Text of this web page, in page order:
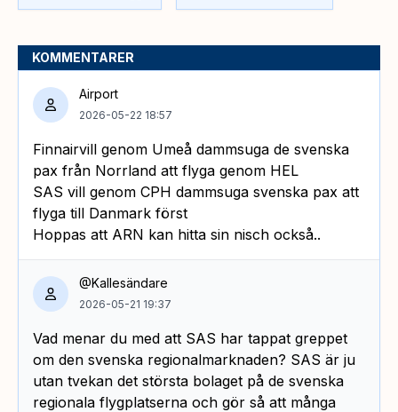
KOMMENTARER
Airport
2026-05-22 18:57
Finnairvill genom Umeå dammsuga de svenska
pax från Norrland att flyga genom HEL
SAS vill genom CPH dammsuga svenska pax att
flyga till Danmark först
Hoppas att ARN kan hitta sin nisch också..
@Kallesändare
2026-05-21 19:37
Vad menar du med att SAS har tappat greppet
om den svenska regionalmarknaden? SAS är ju
utan tvekan det största bolaget på de svenska
regionala flygplatserna och gör så att många